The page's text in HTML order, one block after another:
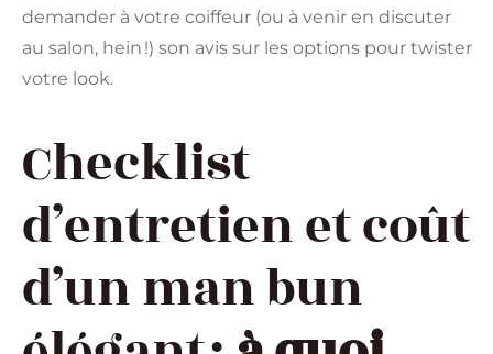
demander à votre coiffeur (ou à venir en discuter
au salon, hein !) son avis sur les options pour twister
votre look.
Checklist
d’entretien et coût
d’un man bun